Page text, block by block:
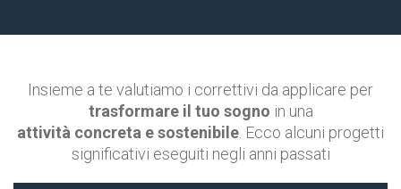
Insieme a te valutiamo i correttivi da applicare per
trasformare il tuo sogno in una
attività concreta e sostenibile. Ecco alcuni progetti
significativi eseguiti negli anni passati